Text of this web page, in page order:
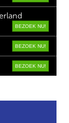
BEZOEK NU!
BEZOEK NU!
BEZOEK NU!